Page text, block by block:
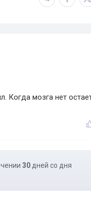
Когда мозга нет
30 дней со дня